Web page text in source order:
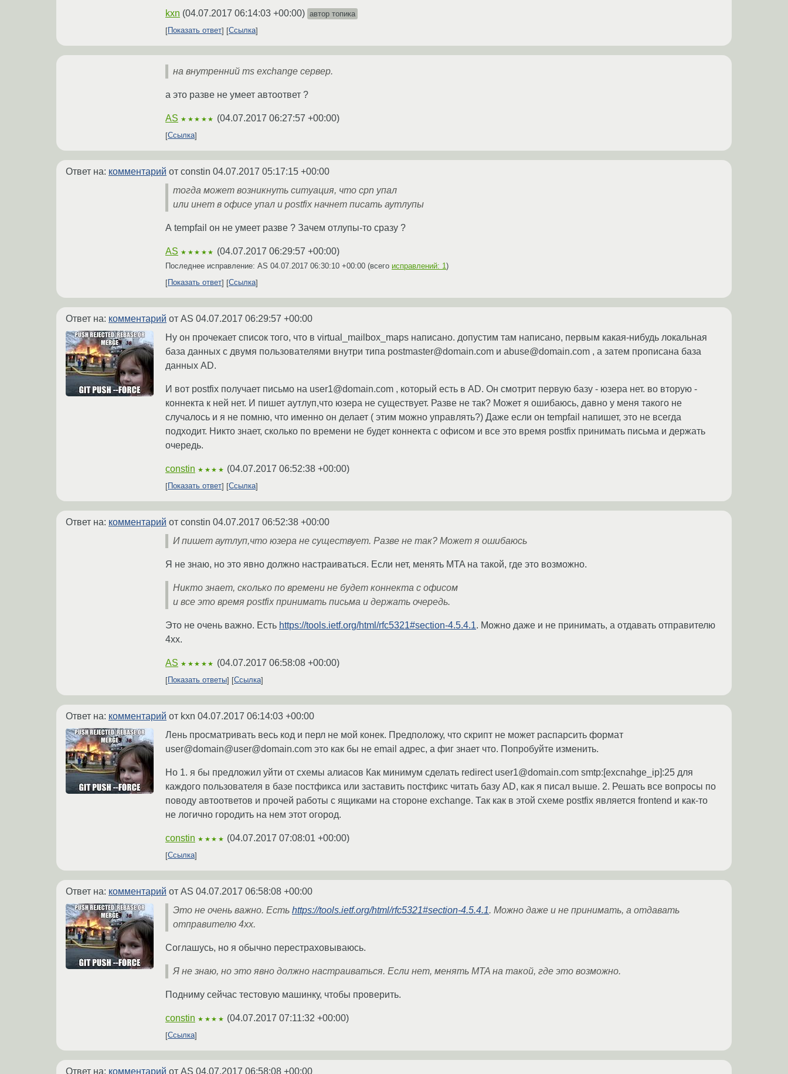
kxn (04.07.2017 06:14:03 +00:00) автор топика
Показать ответ
Ссылка
на внутренний ms exchange сервер.
а это разве не умеет автоответ ?
AS ★★★★★ (04.07.2017 06:27:57 +00:00)
Ссылка
Ответ на: комментарий от constin 04.07.2017 05:17:15 +00:00
тогда может возникнуть ситуация, что cpn упал
или инет в офисе упал и postfix начнет писать аутлупы
А tempfail он не умеет разве ? Зачем отлупы-то сразу ?
AS ★★★★★ (04.07.2017 06:29:57 +00:00)
Последнее исправление: AS 04.07.2017 06:30:10 +00:00 (всего исправлений: 1 )
Показать ответ
Ссылка
Ответ на: комментарий от AS 04.07.2017 06:29:57 +00:00
Ну он прочекает список того, что в virtual_mailbox_maps написано. допустим там написано, первым какая-нибудь локальная
база данных с двумя пользователями внутри типа postmaster@domain.com и abuse@domain.com , а затем прописана база
данных AD.
И вот postfix получает письмо на user1@domain.com , который есть в AD. Он смотрит первую базу - юзера нет. во вторую -
коннекта к ней нет. И пишет аутлуп,что юзера не существует. Разве не так? Может я ошибаюсь, давно у меня такого не
случалось и я не помню, что именно он делает ( этим можно управлять?) Даже если он tempfail напишет, это не всегда
подходит. Никто знает, сколько по времени не будет коннекта с офисом и все это время postfix принимать письма и держать
очередь.
constin ★★★★ (04.07.2017 06:52:38 +00:00)
Показать ответ Ссылка
Ответ на: комментарий от constin 04.07.2017 06:52:38 +00:00
И пишет аутлуп,что юзера не существует. Разве не так? Может я ошибаюсь
Я не знаю, но это явно должно настраиваться. Если нет, менять MTA на такой, где это возможно.
Никто знает, сколько по времени не будет коннекта с офисом
и все это время postfix принимать письма и держать очередь.
Это не очень важно. Есть https://tools.ietf.org/html/rfc5321#section-4.5.4.1. Можно даже и не принимать, а отдавать отправителю
4xx.
AS ★★★★★ (04.07.2017 06:58:08 +00:00)
Показать ответы Ссылка
Ответ на: комментарий от kxn 04.07.2017 06:14:03 +00:00
Лень просматривать весь код и перл не мой конек. Предположу, что скрипт не может распарсить формат
user@domain@user@domain.com это как бы не email адрес, а фиг знает что. Попробуйте изменить.
Но 1. я бы предложил уйти от схемы алиасов Как минимум сделать redirect user1@domain.com smtp:[excnahge_ip]:25 для
каждого пользователя в базе постфикса или заставить постфикс читать базу AD, как я писал выше. 2. Решать все вопросы по
поводу автоответов и прочей работы с ящиками на стороне exchange. Так как в этой схеме postfix является frontend и как-то
не логично городить на нем этот огород.
constin ★★★★ (04.07.2017 07:08:01 +00:00)
Ссылка
Ответ на: комментарий от AS 04.07.2017 06:58:08 +00:00
Это не очень важно. Есть https://tools.ietf.org/html/rfc5321#section-4.5.4.1. Можно даже и не принимать, а отдавать
отправителю 4xx.
Соглашусь, но я обычно перестраховываюсь.
Я не знаю, но это явно должно настраиваться. Если нет, менять MTA на такой, где это возможно.
Подниму сейчас тестовую машинку, чтобы проверить.
constin ★★★★ (04.07.2017 07:11:32 +00:00)
Ссылка
Ответ на: комментарий от AS 04.07.2017 06:58:08 +00:00